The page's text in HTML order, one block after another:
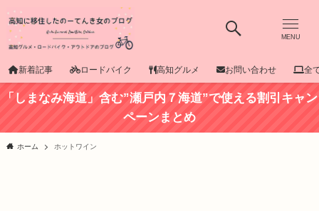
MENU
新着記事 ロードバイク 高知グルメ お問い合わせ 全
「しまなみ海道」含む”瀬戸内７海道”で使える割引キャン
ペーンまとめ
ホーム ホットワイン